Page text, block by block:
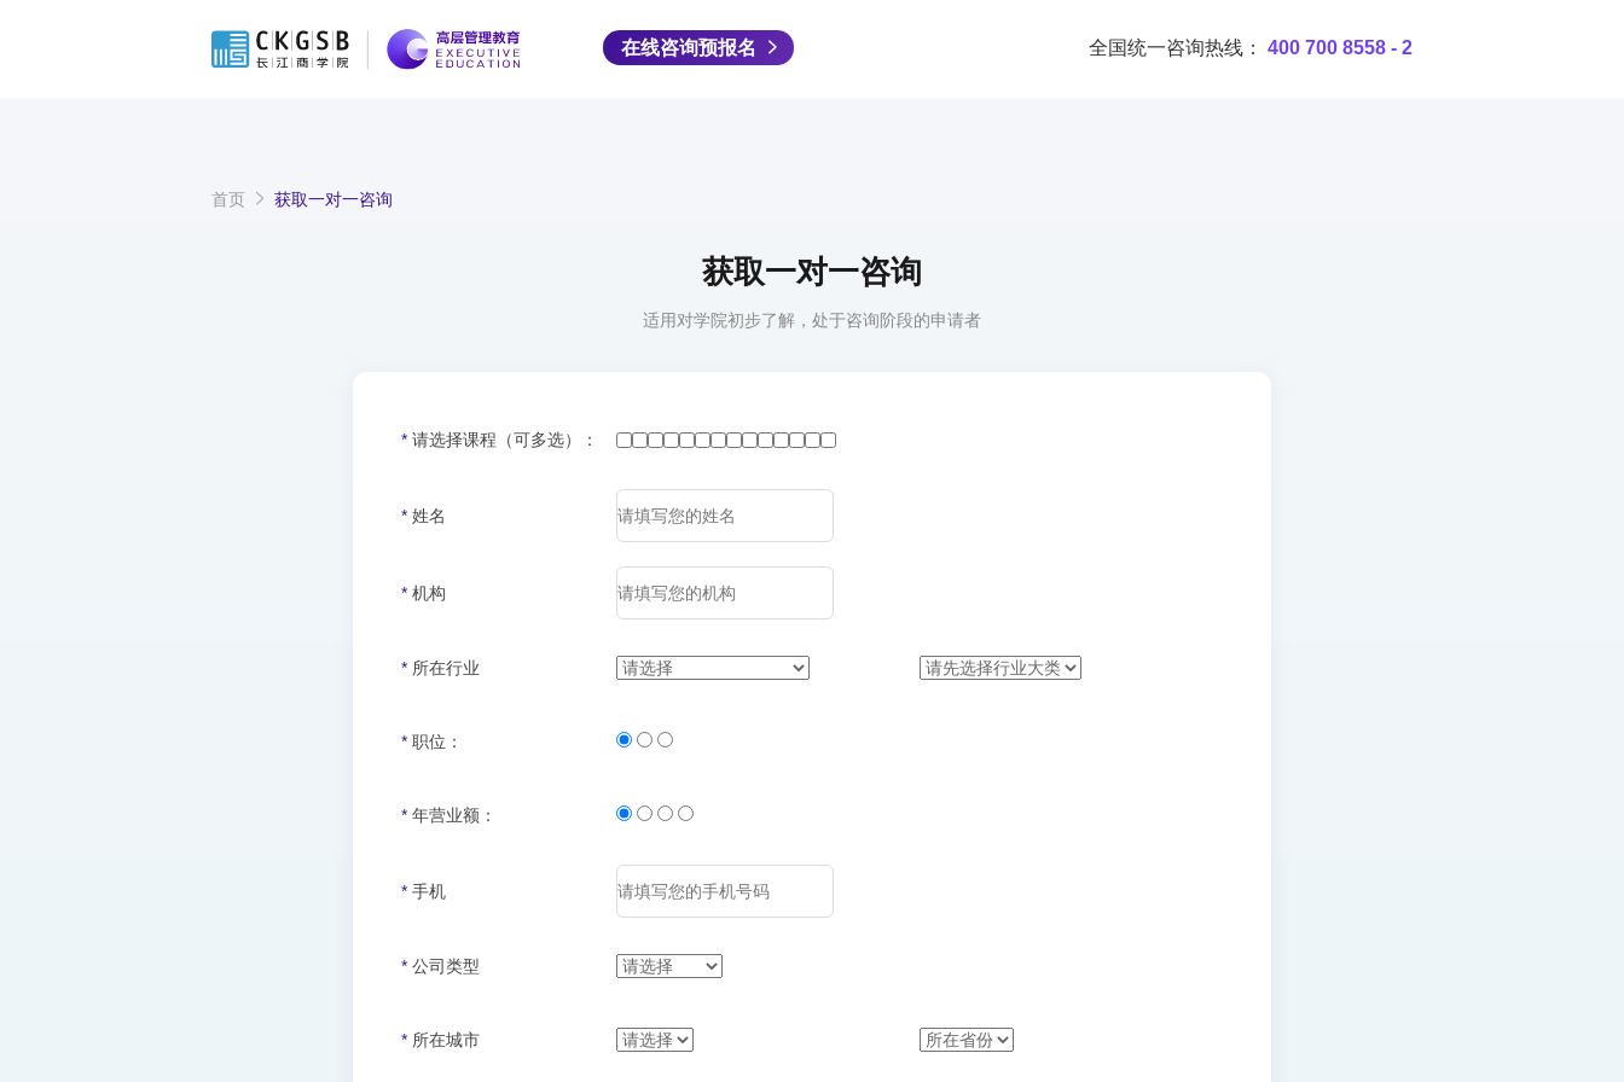
在线咨询预报名 全国统一咨询热线： 400 700 8558 - 2
首页 获取一对一咨询
获取一对一咨询
适用对学院初步了解，处于咨询阶段的申请者
* 请选择课程（可多选）：
* 姓名
* 机构
* 所在行业
* 职位：
* 年营业额：
* 手机
* 公司类型
* 所在城市